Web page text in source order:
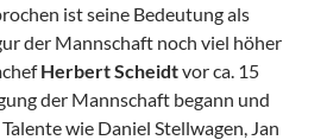
ist seine Bedeutung als
der Mannschaft noch viel höher
Herbert Scheidtvor ca. 15
der Mannschaft begann und
wie Daniel Stellwagen, Jan